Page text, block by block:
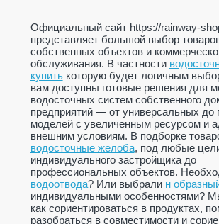
Официальный сайт https://rainway-
представляет большой выбор
собственных объектов и
обслуживания. В частности
купитькоторую будет логичным
вам доступны готовые решения для
водосточных систем собственного
предприятий — от универсальных до
моделей с увеличенным ресурсом и
внешним условиям. В подборке
водосточные желоба, под любые
индивидуального застройщика до
профессиональных объектов.
водоотвода? Или выбрали н
индивидуальными особенностями?
как сориентироваться в продуктах,
разобраться в совместимости и